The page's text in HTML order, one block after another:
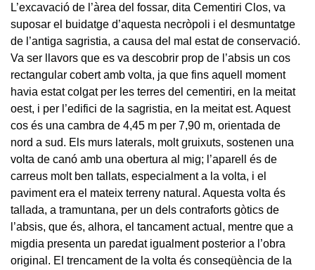
L’excavació de l’àrea del fossar, dita Cementiri Clos, va
suposar el buidatge d’aquesta necròpoli i el desmuntatge
de l’antiga sagristia, a causa del mal estat de conservació.
Va ser llavors que es va descobrir prop de l’absis un cos
rectangular cobert amb volta, ja que fins aquell moment
havia estat colgat per les terres del cementiri, en la meitat
oest, i per l’edifici de la sagristia, en la meitat est. Aquest
cos és una cambra de 4,45 m per 7,90 m, orientada de
nord a sud. Els murs laterals, molt gruixuts, sostenen una
volta de canó amb una obertura al mig; l’aparell és de
carreus molt ben tallats, especialment a la volta, i el
paviment era el mateix terreny natural. Aquesta volta és
tallada, a tramuntana, per un dels contraforts gòtics de
l’absis, que és, alhora, el tancament actual, mentre que a
migdia presenta un paredat igualment posterior a l’obra
original. El trencament de la volta és conseqüència de la